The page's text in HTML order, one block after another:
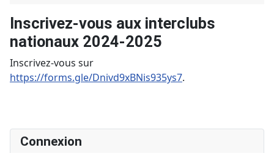
Inscrivez-vous aux interclubs
nationaux 2024-2025
Inscrivez-vous sur
https://forms.gle/Dnivd9xBNis935ys7.
Connexion